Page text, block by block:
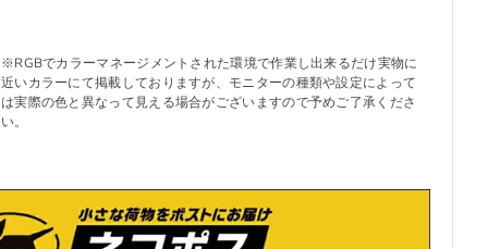
※RGBでカラーマネージメントされた環境で作業し出来るだけ実物に
近いカラーにて掲載しておりますが、モニターの種類や設定によって
は実際の色と異なって見える場合がございますので予めご了承くださ
い。